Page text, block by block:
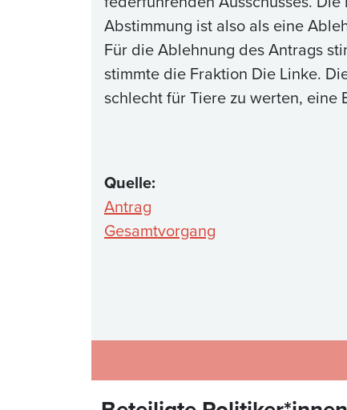
Abstimmung ist also als eine
Für die Ablehnung des Antrags
stimmte die Fraktion Die Linke.
schlecht für Tiere zu werten, eine
Quelle:
Antrag
Gesamtvorgang